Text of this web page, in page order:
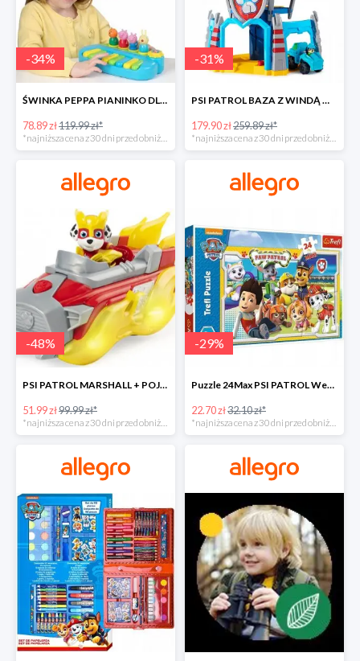
-34%
ŚWINKA PEPPA PIANINKO DLA DZIECI -34%
78.89 zł119.99 zł*
-31%
PSI PATROL BAZA Z WINDĄ WIEŻA + POJAZD AUTO REX -30%
179.90 zł259.89 zł*
-48%
PSI PATROL MARSHALL + POJAZD WÓZ STRAŻACKI DŹWIĘK -48%
51.99 zł99.99 zł*
*najniższa cena z 30 dni przed obniżką
-29%
Puzzle 24Max PSI PATROL Wesoła drużyna TREFL -29%
22.70 zł32.10 zł*
*najniższa cena z 30 dni przed obniżką